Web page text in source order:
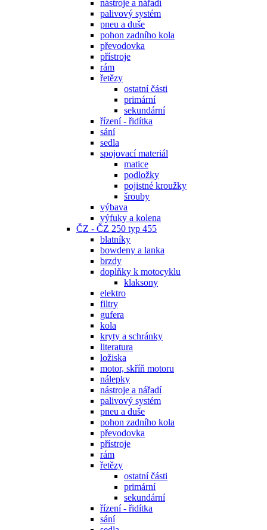
nástroje a nářadí
palivový systém
pneu a duše
pohon zadního kola
převodovka
přístroje
rám
řetězy
ostatní části
primární
sekundární
řízení - řidítka
sání
sedla
spojovací materiál
matice
podložky
pojistné kroužky
šrouby
výbava
výfuky a kolena
ČZ - ČZ 250 typ 455
blatníky
bowdeny a lanka
brzdy
doplňky k motocyklu
klaksony
elektro
filtry
gufera
kola
kryty a schránky
literatura
ložiska
motor, skříň motoru
nálepky
nástroje a nářadí
palivový systém
pneu a duše
pohon zadního kola
převodovka
přístroje
rám
řetězy
ostatní části
primární
sekundární
řízení - řidítka
sání